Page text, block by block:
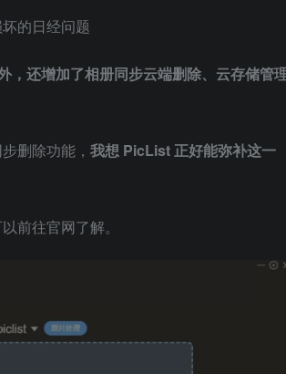
的日经问题
，还增加了相册同步云端删除、云存储管
删除功能， 我想 PicList 正好能弥补这一
前往官网了解。